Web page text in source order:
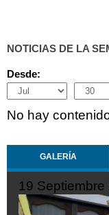
NOTICIAS DE LA
Desde:
Month
Day
No hay
GALERÍA
19 Septiembre